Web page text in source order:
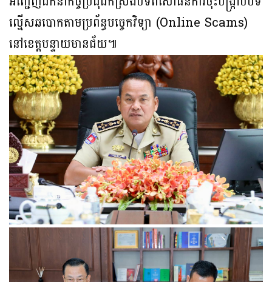
ល្មើសឆបោកតាមប្រព័ន្ធបច្ចេកវិទ្យា (Online Scams)
នៅខេត្តបន្ទាយមានជ័យ៕